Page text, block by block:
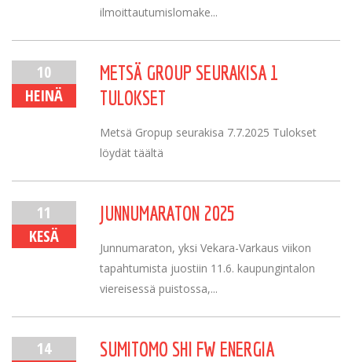
ilmoittautumislomake...
10
HEINÄ
METSÄ GROUP SEURAKISA 1
TULOKSET
Metsä Gropup seurakisa 7.7.2025 Tulokset
löydät täältä
11
KESÄ
JUNNUMARATON 2025
Junnumaraton, yksi Vekara-Varkaus viikon
tapahtumista juostiin 11.6. kaupungintalon
viereisessä puistossa,...
14
SUMITOMO SHI FW ENERGIA